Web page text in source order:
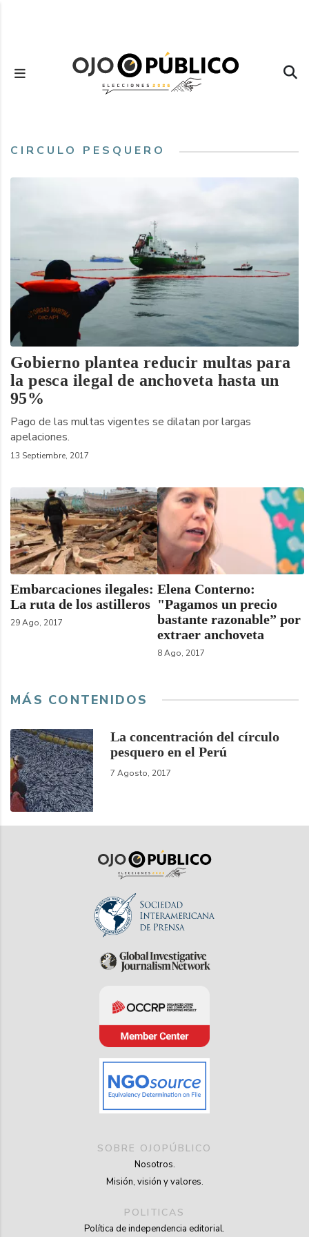
contenido
CIRCULO PESQUERO
Gobierno plantea reducir multas para
la pesca ilegal de anchoveta hasta un
95%
Pago de las multas vigentes se dilatan por largas
apelaciones.
13 Septiembre, 2017
Embarcaciones ilegales:
La ruta de los astilleros
29 Ago, 2017
Elena Conterno:
"Pagamos un precio
bastante razonable” por
extraer anchoveta
8 Ago, 2017
MÁS CONTENIDOS
La concentración del círculo
pesquero en el Perú
7 Agosto, 2017
SOBRE OJOPÚBLICO
Nosotros.
Misión, visión y valores.
POLITICAS
Política de independencia editorial.